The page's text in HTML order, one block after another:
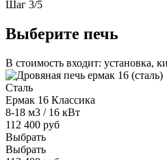
Шаг 3/5
Выберите печь
В стоимость входит: установка,
Сталь
Ермак 16 Классика
8-18 м3 / 16 кВт
112 400 руб
Выбрать
Выбрать